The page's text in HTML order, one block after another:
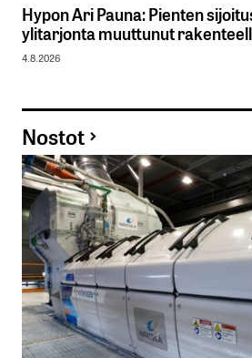
Hypon Ari Pauna: Pienten
ylitarjonta muuttunut
4.8.2026
Nostot